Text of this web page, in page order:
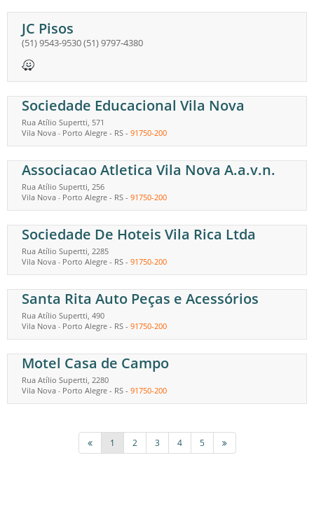
JC Pisos
(51) 9543-9530(51) 9797-4380
Sociedade Educacional Vila Nova
Rua Atílio Supertti, 571
Vila Nova - Porto Alegre - RS - 91750-200
Associacao Atletica Vila Nova A.a.v.n.
Rua Atílio Supertti, 256
Vila Nova - Porto Alegre - RS - 91750-200
Sociedade De Hoteis Vila Rica Ltda
Rua Atílio Supertti, 2285
Vila Nova - Porto Alegre - RS - 91750-200
Santa Rita Auto Peças e Acessórios
Rua Atílio Supertti, 490
Vila Nova - Porto Alegre - RS - 91750-200
Motel Casa de Campo
Rua Atílio Supertti, 2280
Vila Nova - Porto Alegre - RS - 91750-200
1 2 3 4 5